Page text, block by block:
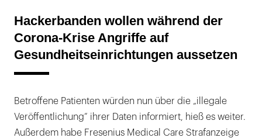
Hackerbanden wollen während der
Corona-Krise Angriffe auf
Gesundheitseinrichtungen aussetzen
Betroffene Patienten würden nun über die „illegale
Veröffentlichung“ ihrer Daten informiert, hieß es weiter.
Außerdem habe Fresenius Medical Care Strafanzeige